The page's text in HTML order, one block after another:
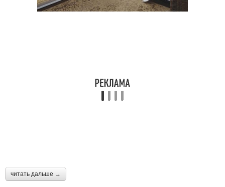
читать дальше →